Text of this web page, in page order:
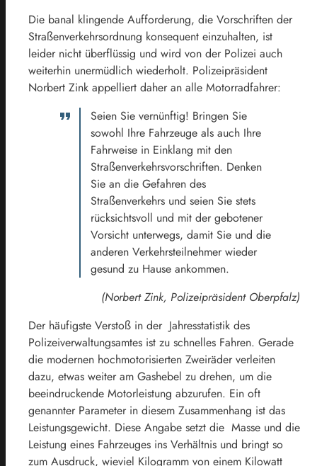
Die banal klingende Aufforderung, die Vorschriften der
Straßenverkehrsordnung konsequent einzuhalten, ist
leider nicht überflüssig und wird von der Polizei auch
weiterhin unermüdlich wiederholt. Polizeipräsident
Norbert Zink appelliert daher an alle Motorradfahrer:
Seien Sie vernünftig! Bringen Sie
sowohl Ihre Fahrzeuge als auch Ihre
Fahrweise in Einklang mit den
Straßenverkehrsvorschriften. Denken
Sie an die Gefahren des
Straßenverkehrs und seien Sie stets
rücksichtsvoll und mit der gebotener
Vorsicht unterwegs, damit Sie und die
anderen Verkehrsteilnehmer wieder
gesund zu Hause ankommen.
(Norbert Zink, Polizeipräsident Oberpfalz)
Der häufigste Verstoß in der Jahresstatistik des
Polizeiverwaltungsamtes ist zu schnelles Fahren. Gerade
die modernen hochmotorisierten Zweiräder verleiten
dazu, etwas weiter am Gashebel zu drehen, um die
beeindruckende Motorleistung abzurufen. Ein oft
genannter Parameter in diesem Zusammenhang ist das
Leistungsgewicht. Diese Angabe setzt die Masse und die
Leistung eines Fahrzeuges ins Verhältnis und bringt so
zum Ausdruck, wieviel Kilogramm von einem Kilowatt